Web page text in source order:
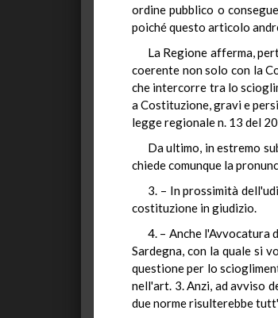
ordine pubblico o
poiché questo articolo
La Regione afferma,
coerente non solo con la
che intercorre tra lo
a Costituzione, gravi e
legge regionale n. 13 del
Da ultimo, in estremo
chiede comunque la
3. – In prossimità
costituzione in giudizio.
4. – Anche l'Avvocatura
Sardegna, con la quale si
questione per lo
nell'art. 3. Anzi, ad avviso
due norme risulterebbe